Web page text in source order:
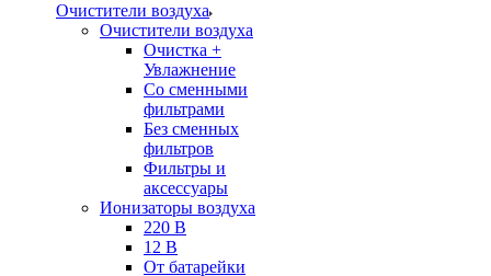
Очистители воздуха
Очистители воздуха
Очистка +
Увлажнение
Cо сменными
фильтрами
Без сменных
фильтров
Фильтры и
аксессуары
Ионизаторы воздуха
220 В
12 В
От батарейки